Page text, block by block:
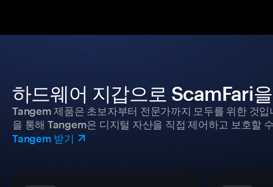
하드웨어 지갑으로 ScamFari
Tangem 제품은 초보자부터 전문가까지 모두를 위한 것
을 통해 Tangem은 디지털 자산을 직접 제어하고 보호할
Tangem 받기